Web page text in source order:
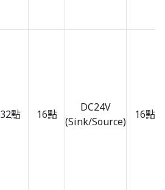
32點 16點
DC24V
(Sink/Source)
16點